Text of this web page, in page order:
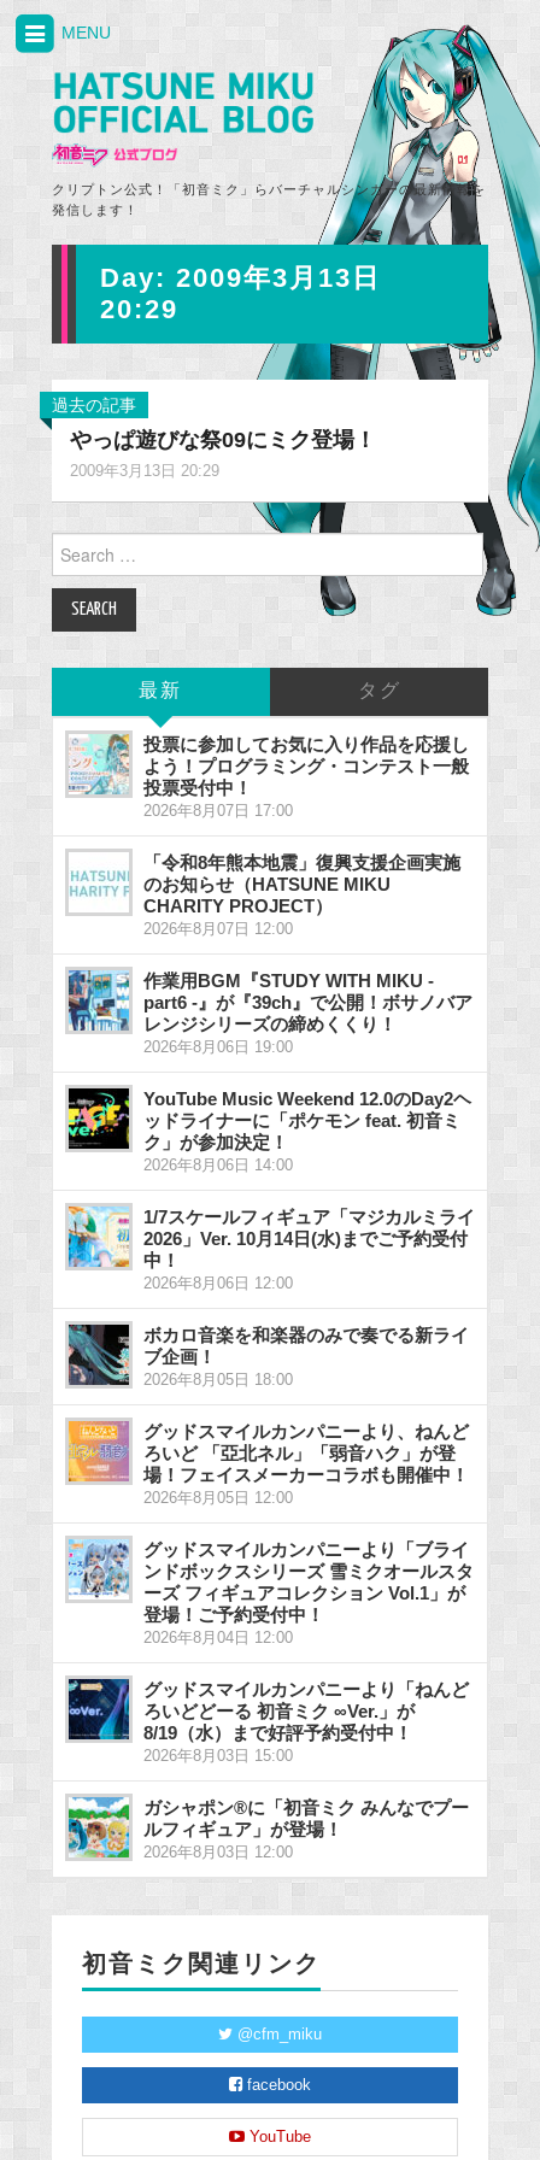
クリプトン公式！「初音ミク」らバーチャルシンガーの最新情報を
発信します！
MENU
Day: 2009年3月13日
20:29
過去の記事
やっぱ遊びな祭09にミク登場！
2009年3月13日 20:29
Search
for:
最新 タグ
投票に参加してお気に入り作品を応援し
よう！プログラミング・コンテスト一般
投票受付中！
2026年8月07日 17:00
「令和8年熊本地震」復興支援企画実施
のお知らせ（HATSUNE MIKU
CHARITY PROJECT）
2026年8月07日 12:00
作業用BGM『STUDY WITH MIKU -
part6 -』が『39ch』で公開！ボサノバア
レンジシリーズの締めくくり！
2026年8月06日 19:00
YouTube Music Weekend 12.0のDay2ヘ
ッドライナーに「ポケモン feat. 初音ミ
ク」が参加決定！
2026年8月06日 14:00
1/7スケールフィギュア「マジカルミライ
2026」Ver. 10月14日(水)までご予約受付
中！
2026年8月06日 12:00
ボカロ音楽を和楽器のみで奏でる新ライ
ブ企画！
2026年8月05日 18:00
グッドスマイルカンパニーより、ねんど
ろいど 「亞北ネル」「弱音ハク」が登
場！フェイスメーカーコラボも開催中！
2026年8月05日 12:00
グッドスマイルカンパニーより「ブライ
ンドボックスシリーズ 雪ミクオールスタ
ーズ フィギュアコレクション Vol.1」が
登場！ご予約受付中！
2026年8月04日 12:00
グッドスマイルカンパニーより「ねんど
ろいどどーる 初音ミク ∞Ver.」が
8/19（水）まで好評予約受付中！
2026年8月03日 15:00
ガシャポン®に「初音ミク みんなでプー
ルフィギュア」が登場！
2026年8月03日 12:00
初音ミク関連リンク
@cfm_miku
facebook
YouTube